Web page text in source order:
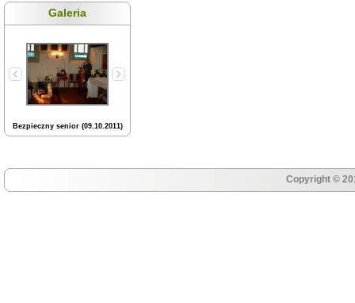
Galeria
Bezpieczny senior (09.10.2011)
Copyright ©